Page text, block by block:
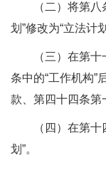
（二）将第八条
划”修改为“立法计划
（三）在第十一
条中的“工作机构”
款、第四十四条第
（四）在第十四
划”。